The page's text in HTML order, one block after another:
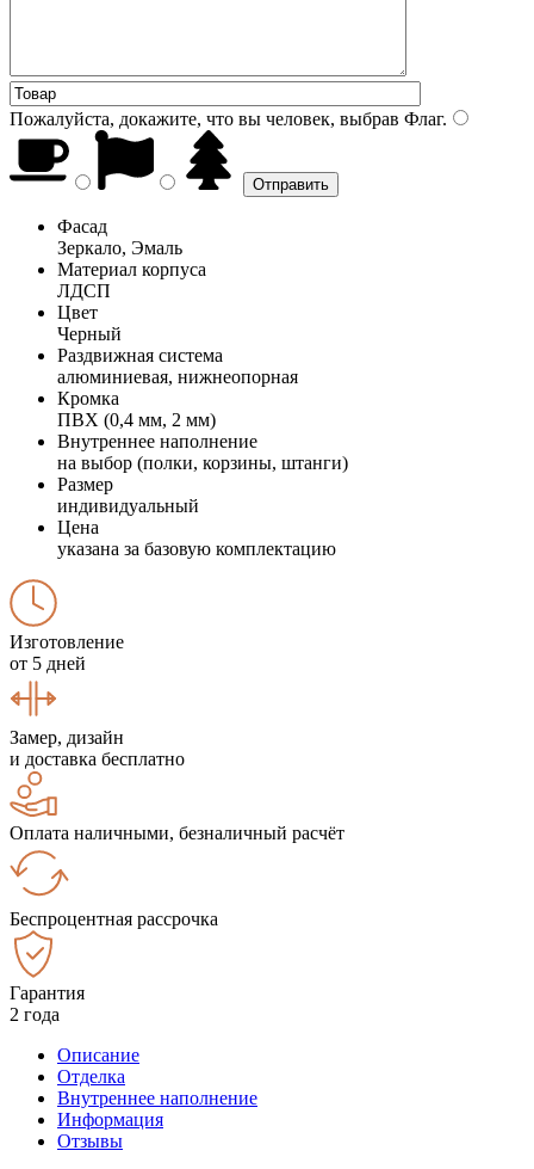
Пожалуйста, докажите, что вы человек, выбрав Флаг.
Фасад
Зеркало, Эмаль
Материал корпуса
ЛДСП
Цвет
Черный
Раздвижная система
алюминиевая, нижнеопорная
Кромка
ПВХ (0,4 мм, 2 мм)
Внутреннее наполнение
на выбор (полки, корзины, штанги)
Размер
индивидуальный
Цена
указана за базовую комплектацию
Изготовление
от 5 дней
Замер, дизайн
и доставка бесплатно
Оплата наличными, безналичный расчёт
Беспроцентная рассрочка
Гарантия
2 года
Описание
Отделка
Внутреннее наполнение
Информация
Отзывы